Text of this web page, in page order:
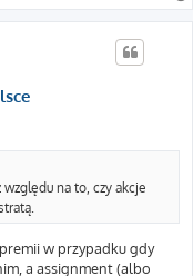
na to, czy akcje
w przypadku gdy
a assignment (albo